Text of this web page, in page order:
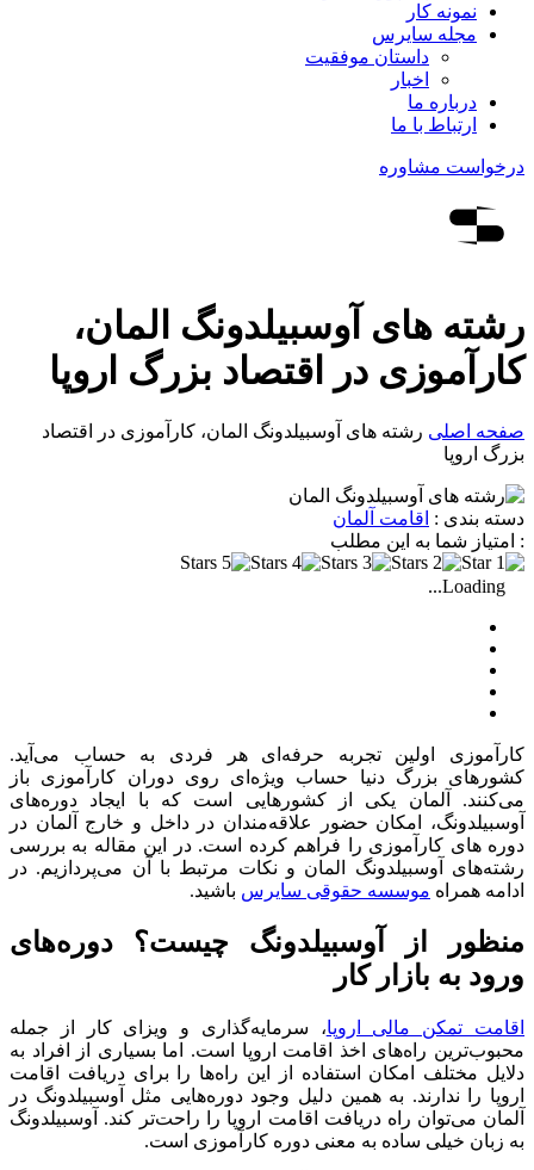
نمونه کار
مجله سایرس
داستان موفقیت
اخبار
درباره ما
ارتباط‌ با‌ ما
درخواست مشاوره
رشته های آوسبیلدونگ المان،
کارآموزی در اقتصاد بزرگ اروپا
صفحه اصلی رشته های آوسبیلدونگ المان، کارآموزی در اقتصاد
بزرگ اروپا
دسته بندی : اقامت آلمان
: امتیاز شما به این مطلب
Loading...
کارآموزی اولین تجربه حرفه‌ای هر فردی به حساب می‌آید.
کشورهای بزرگ دنیا حساب ویژه‌ای روی دوران کارآموزی باز
می‌کنند. آلمان یکی از کشورهایی است که با ایجاد دوره‌های
آوسبیلدونگ، امکان حضور علاقه‌مندان در داخل و خارج آلمان در
دوره های کارآموزی را فراهم کرده است. در این مقاله به بررسی
رشته‌های آوسبیلدونگ المان و نکات مرتبط با آن می‌پردازیم. در
ادامه همراه موسسه حقوقی سایرس باشید.
منظور از آوسبیلدونگ چیست؟ دوره‌های
ورود به بازار کار
اقامت تمکن مالی اروپا، سرمایه‌گذاری و ویزای کار از جمله
محبوب‌ترین راه‌های اخذ اقامت اروپا است. اما بسیاری از افراد به
دلایل مختلف امکان استفاده از این راه‌ها را برای دریافت اقامت
اروپا را ندارند. به همین دلیل وجود دوره‌هایی مثل آوسبیلدونگ در
آلمان می‌توان راه دریافت اقامت اروپا را راحت‌تر کند. آوسبیلدونگ
به زبان خیلی ساده به معنی دوره کارآموزی است.